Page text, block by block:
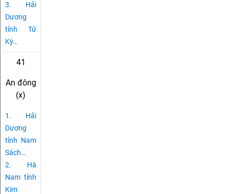
3. Hải
Dương
tỉnh Tứ
Kỳ…
41
An đông
(x)
1. Hải
Dương
tỉnh Nam
Sách…
2. Hà
Nam tỉnh
Kim